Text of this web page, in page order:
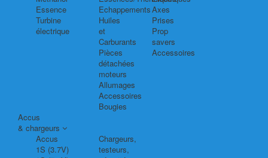
Essence
Turbine
électrique
Echappements
Huiles
et
Carburants
Pièces
détachées
moteurs
Allumages
Accessoires
Bougies
Axes
Prises
Prop
savers
Accessoires
Accus
& chargeurs
Accus
1S (3.7V)
Chargeurs,
testeurs,